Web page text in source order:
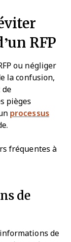
RFP
ou négliger
la confusion,
de
pièges
processus
fréquentes à
de
de